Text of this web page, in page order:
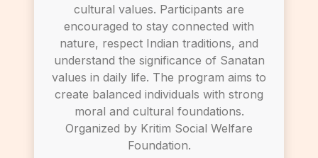
cultural values. Participants are
encouraged to stay connected with
nature, respect Indian traditions, and
understand the significance of Sanatan
values in daily life. The program aims to
create balanced individuals with strong
moral and cultural foundations.
Organized by Kritim Social Welfare
Foundation.